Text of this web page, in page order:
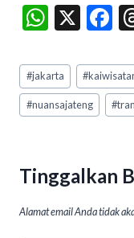
W
at
s
A
p
X
F
e
b
o
k
Post
Tags:
#jakarta #
#nuansajateng #
Tinggalkan
Alamat email Anda tidak